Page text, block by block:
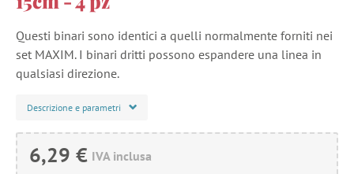
Questi binari sono identici a quelli normalmente forniti nei
set MAXIM. I binari dritti possono espandere una linea in
qualsiasi direzione.
Descrizione e parametri
6,29 € IVA inclusa